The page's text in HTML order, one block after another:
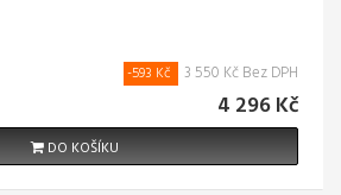
-593 Kč 3 550 Kč Bez DPH
4 296 Kč
DO KOŠÍKU